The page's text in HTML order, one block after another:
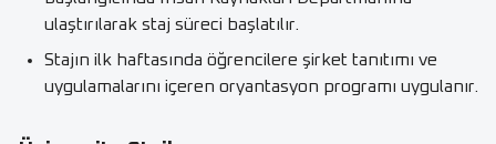
ulaştırılarak staj süreci başlatılır.
Stajın ilk haftasında öğrencilere şirket tanıtımı ve
uygulamalarını içeren oryantasyon programı uygulanır.